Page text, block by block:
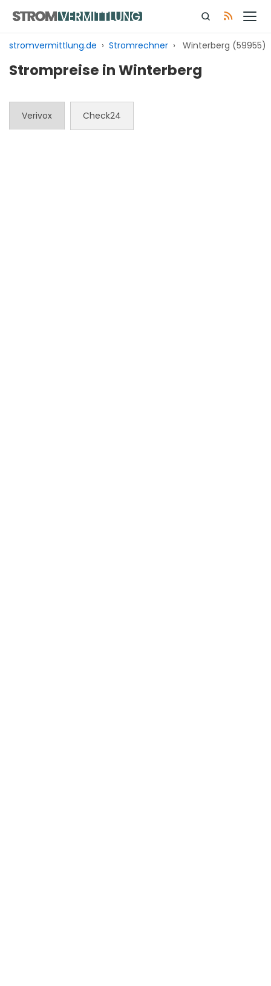
Inhalt
springen
stromvermittlung.de › Stromrechner › Winterberg (59955)
Strompreise in Winterberg
Verivox Check24